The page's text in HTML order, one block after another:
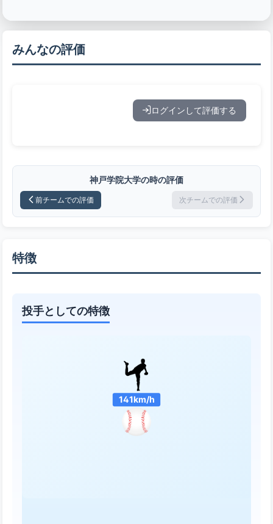
みんなの評価
ログインして評価する
神戸学院大学の時の評価
前チームでの評価 次チームでの評価
特徴
投手としての特徴
141km/h